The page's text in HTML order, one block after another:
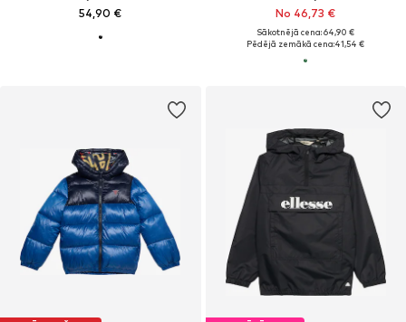
54,90 € No 46,73 €
Sākotnējā cena: 64,90 €
Pēdējā zemākā cena:41,54 €